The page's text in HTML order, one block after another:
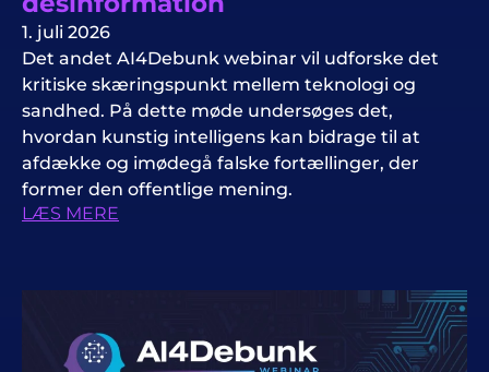
1. juli 2026
Det andet AI4Debunk webinar vil udforske det
kritiske skæringspunkt mellem teknologi og
sandhed. På dette møde undersøges det,
hvordan kunstig intelligens kan bidrage til at
afdække og imødegå falske fortællinger, der
former den offentlige mening.
LÆS MERE